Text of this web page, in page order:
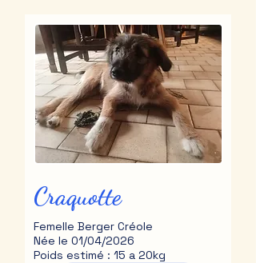
Craquotte
Femelle Berger Créole
Née le 01/04/2026
Poids estimé : 15 a 20kg